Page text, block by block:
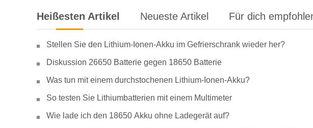
Heißesten Artikel Neueste Artikel Für dich
Stellen Sie den Lithium-Ionen-Akku im Gefrierschrank wieder her?
Diskussion 26650 Batterie gegen 18650 Batterie
Was tun mit einem durchstochenen Lithium-Ionen-Akku?
So testen Sie Lithiumbatterien mit einem Multimeter
Wie lade ich den 18650 Akku ohne Ladegerät auf?